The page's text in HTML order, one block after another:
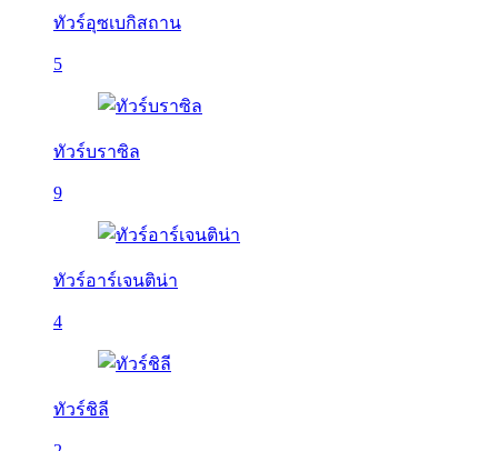
ทัวร์อุซเบกิสถาน
5
ทัวร์บราซิล
9
ทัวร์อาร์เจนติน่า
4
ทัวร์ชิลี